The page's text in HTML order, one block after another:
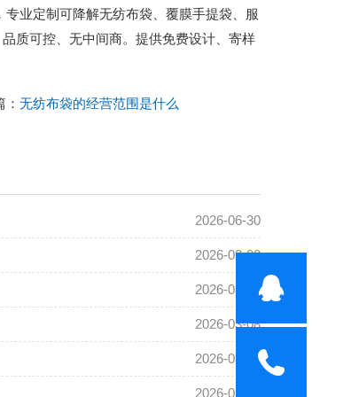
业定制可降解无纺布袋、覆膜手提袋、服
质可控、无中间商。提供免费设计、寄样
：无纺布袋的经营范围是什么
2026-06-30
2026-03-08
2026-03-08
2026-03-08
2026-03-08
2026-03-08